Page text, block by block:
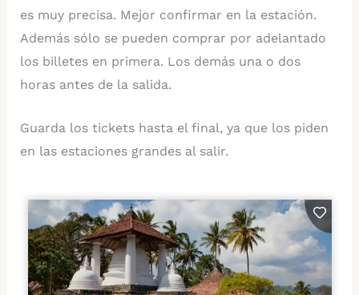
es muy precisa. Mejor confirmar en la estación.
Además sólo se pueden comprar por adelantado
los billetes en primera. Los demás una o dos
horas antes de la salida.
Guarda los tickets hasta el final, ya que los piden
en las estaciones grandes al salir.